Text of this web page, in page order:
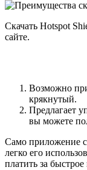
Скачать Hotspot
сайте.
Возможно
крякнутый.
Предлагает
вы можете
Само приложение
легко его
платить за